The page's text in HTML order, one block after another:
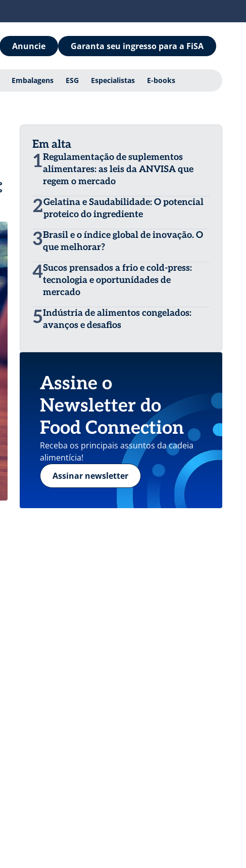
Anuncie Garanta seu ingresso para a FiSA
Embalagens ESG Especialistas E-books
Em alta
1Regulamentação de suplementos
alimentares: as leis da ANVISA que
regem o mercado
2Gelatina e Saudabilidade: O potencial
proteico do ingrediente
3Brasil e o índice global de inovação. O
que melhorar?
4Sucos prensados a frio e cold-press:
tecnologia e oportunidades de
mercado
5Indústria de alimentos congelados:
avanços e desafios
Assine o
Newsletter do
Food Connection
Receba os principais assuntos da cadeia
alimentícia!
Assinar newsletter